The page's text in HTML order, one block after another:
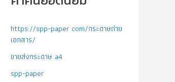
https://spp-paper com/กระดาษถ่าย
เอกสาร/
ขายส่งกระดาษ a4
spp-paper